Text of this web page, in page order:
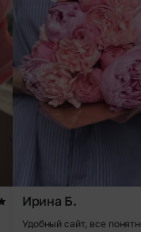
Ирина Б.
Удобный сайт, все